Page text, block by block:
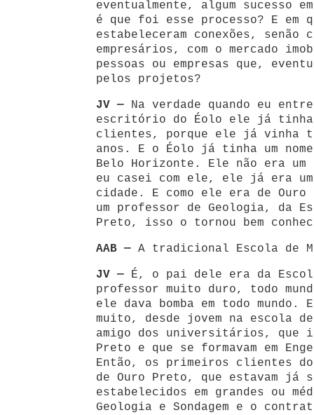
eventualmente, algum sucesso
é que foi esse processo? E em
estabeleceram conexões,
empresários, com o mercado
pessoas ou empresas que,
pelos projetos?
JV — Na verdade quando eu
escritório do Éolo ele já tinha
clientes, porque ele já vinha
anos. E o Éolo já tinha um
Belo Horizonte. Ele não era um
eu casei com ele, ele já era
cidade. E como ele era de
um professor de Geologia, da
Preto, isso o tornou bem
AAB — A tradicional Escola de
JV — É, o pai dele era da
professor muito duro, todo
ele dava bomba em todo
muito, desde jovem na escola
amigo dos universitários, que
Preto e que se formavam em
Então, os primeiros clientes do
de Ouro Preto, que estavam já
estabelecidos em grandes ou
Geologia e Sondagem e o